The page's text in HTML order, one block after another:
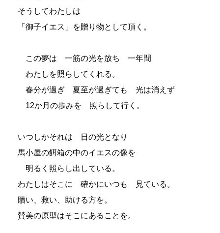
そうしてわたしは
「御子イエス」を贈り物として頂く。
この夢は 一筋の光を放ち 一年間
わたしを照らしてくれる。
春分が過ぎ 夏至が過ぎても 光は消えず
12か月の歩みを 照らして行く。
いつしかそれは 日の光となり
馬小屋の餌箱の中のイエスの像を
明るく照らし出している。
わたしはそこに 確かにいつも 見ている。
贖い、救い、助ける方を。
賛美の原型はそこにあることを。